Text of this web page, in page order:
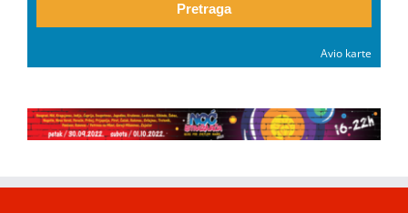
Pretraga
Avio karte